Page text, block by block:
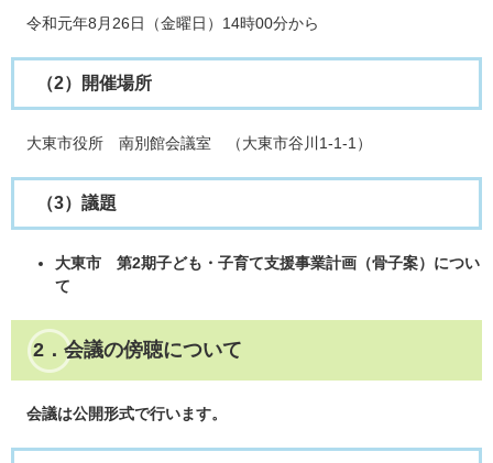
令和元年8月26日（金曜日）14時00分から
（2）開催場所
大東市役所 南別館会議室 （大東市谷川1-1-1）
（3）議題
大東市 第2期子ども・子育て支援事業計画（骨子案）につい
て
2．会議の傍聴について
会議は公開形式で行います。